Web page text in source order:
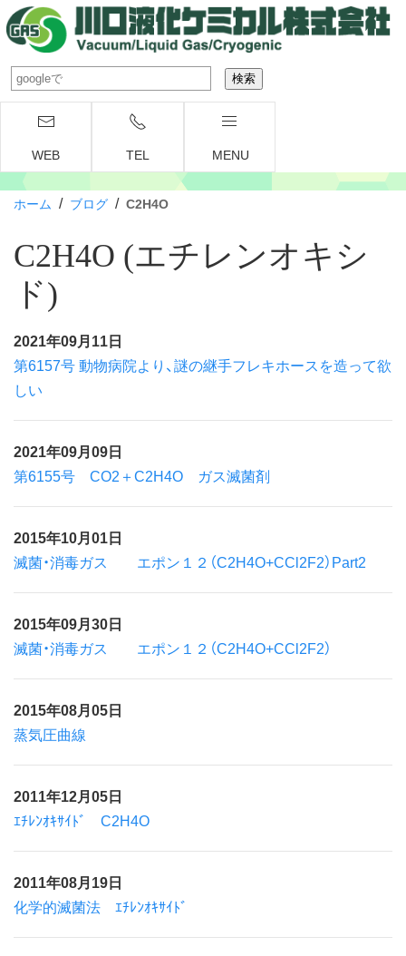
WEB TEL MENU
ホーム / ブログ / C2H4O
C2H4O (エチレンオキシ
ド)
2021年09月11日
第6157号 動物病院より、謎の継手フレキホースを造って欲
しい
2021年09月09日
第6155号 CO2＋C2H4O ガス滅菌剤
2015年10月01日
滅菌・消毒ガス エポン１２（C2H4O+CCl2F2）Part2
2015年09月30日
滅菌・消毒ガス エポン１２（C2H4O+CCl2F2）
2015年08月05日
蒸気圧曲線
2011年12月05日
ｴﾁﾚﾝｵｷｻｲﾄﾞ C2H4O
2011年08月19日
化学的滅菌法 ｴﾁﾚﾝｵｷｻｲﾄﾞ